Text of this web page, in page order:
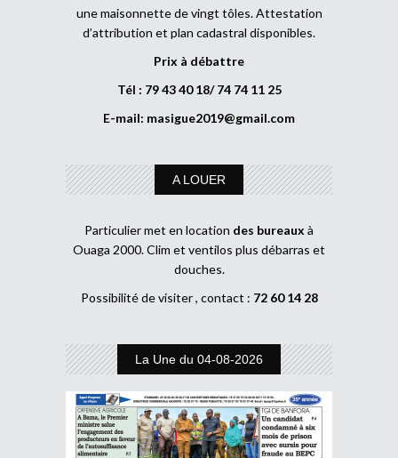
une maisonnette de vingt tôles. Attestation
d’attribution et plan cadastral disponibles.
Prix à débattre
Tél : 79 43 40 18/ 74 74 11 25
E-mail: masigue2019@gmail.com
A LOUER
Particulier met en location des bureaux à
Ouaga 2000. Clim et ventilos plus débarras et
douches.
Possibilité de visiter , contact : 72 60 14 28
La Une du 04-08-2026